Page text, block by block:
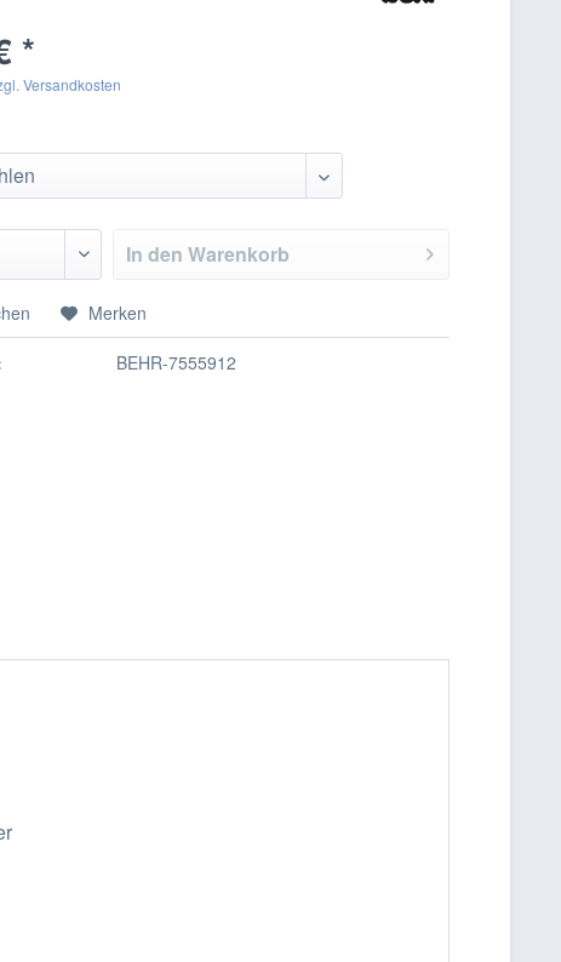
*
Versandkosten
In den Warenkorb
Merken
BEHR-7555912